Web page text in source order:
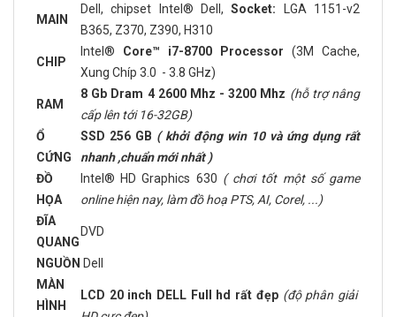
MAIN
Dell, chipset Intel® Dell,Socket: LGA 1151-v2
B365, Z370, Z390, H310
CHIP
Intel® Core™ i7-8700 Processor (3M Cache,
Xung Chíp 3.0 - 3.8 GHz)
RAM
8 Gb Dram 4 2600 Mhz - 3200 Mhz (hỗ trợ nâng
cấp lên tới 16-32GB)
Ổ
CỨNG
SSD 256 GB ( khởi động win 10 và ứng dụng rất
nhanh ,chuẩn mới nhất )
ĐỒ
HỌA
Intel® HD Graphics 630 ( chơi tốt một số game
online hiện nay, làm đồ hoạ PTS, AI, Corel, ...)
ĐĨA
QUANG
DVD
NGUỒN Dell
MÀN
HÌNH
LCD 20 inch DELL Full hd rất đẹp (độ phân giải